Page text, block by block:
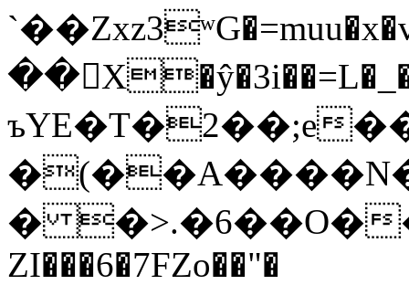
ъYE�T�2��;e
� �>.�6��O�
ZI���6�7FZo��"�